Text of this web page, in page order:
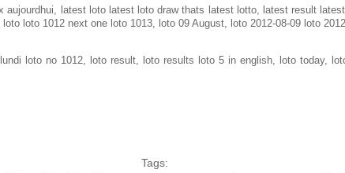
aujourdhui, latest loto latest loto draw thats latest lotto, latest result
loto 1012 next one loto 1013, loto 09 August, loto 2012-08-09 loto
loto no 1012, loto result, loto results loto 5 in english, loto today,
Tags: